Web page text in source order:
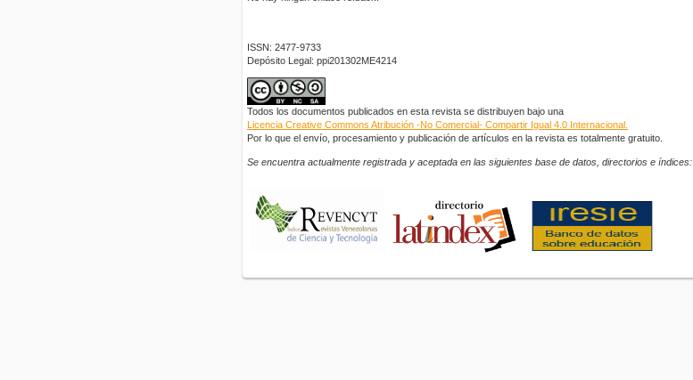
ISSN: 2477-9733
Depósito Legal: ppi201302ME4214
Todos los documentos publicados en esta revista se distribuyen bajo una
Licencia Creative Commons Atribución -No Comercial- Compartir Igual 4.0 Internacional.
Por lo que el envío, procesamiento y publicación de artículos en la revista es totalmente gratuito.
Se encuentra actualmente registrada y aceptada en las siguientes base de datos, directorios e índices: